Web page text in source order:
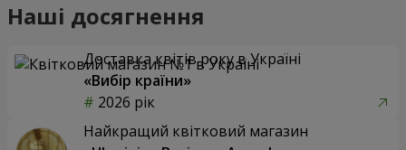
Наші досягнення
Доставка квітів року в Україні
«Вибір країни»
2026 рік
Найкращий квітковий магазин